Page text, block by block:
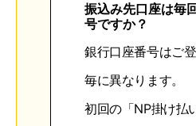
振込み先口座は毎
号ですか？
銀行口座番号はご
毎に異なります。
初回の「NP掛け払